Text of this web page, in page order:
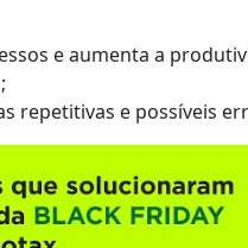
e aumenta a
repetitivas e possíveis